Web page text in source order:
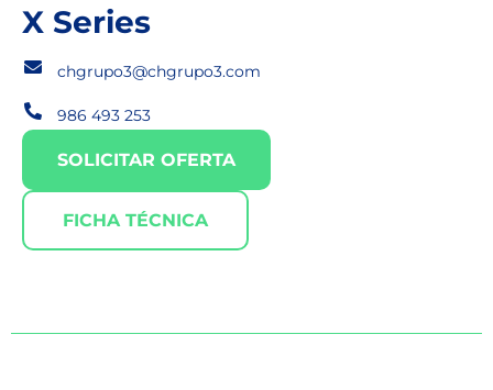
X Series
chgrupo3@chgrupo3.com
986 493 253
SOLICITAR OFERTA
FICHA TÉCNICA